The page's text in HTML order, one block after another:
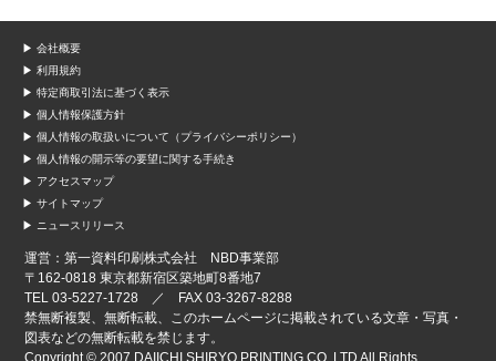
▶ 会社概要
▶ 利用規約
▶ 特定商取引法に基づく表示
▶ 個人情報保護方針
▶ 個人情報の取扱いについて（プライバシーポリシー）
▶ 個人情報の開示等の要望に関する手続き
▶ アクセスマップ
▶ サイトマップ
▶ ニュースリリース
運営：第一資料印刷株式会社 NBD事業部
〒162-0818 東京都新宿区築地町8番地7
TEL 03-5227-1728 ／ FAX 03-3267-8288
禁無断複製、無断転載、このホームページに掲載されている文章・写真・
図表などの無断転載を禁じます。
Copyright © 2007 DAIICHI SHIRYO PRINTING CO.,LTD All Rights